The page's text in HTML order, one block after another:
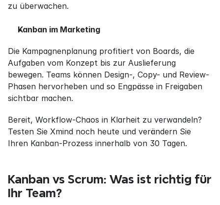
zu überwachen.
Kanban im Marketing
Die Kampagnenplanung profitiert von Boards, die
Aufgaben vom Konzept bis zur Auslieferung
bewegen. Teams können Design-, Copy- und Review-
Phasen hervorheben und so Engpässe in Freigaben
sichtbar machen.
Bereit, Workflow-Chaos in Klarheit zu verwandeln?
Testen Sie Xmind noch heute und verändern Sie
Ihren Kanban-Prozess innerhalb von 30 Tagen.
Kanban vs Scrum: Was ist richtig für
Ihr Team?